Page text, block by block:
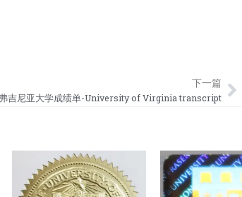
下一篇
吉尼亚大学成绩单-University of Virginia transcript